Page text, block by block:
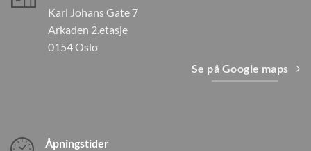
Karl Johans Gate 7
Arkaden 2.etasje
0154 Oslo
Se på Google maps
Åpningstider